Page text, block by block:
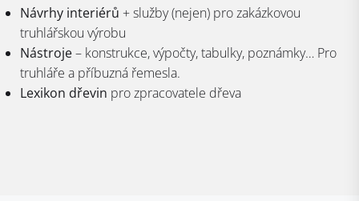
Návrhy interiérů + služby (nejen) pro zakázkovou
truhlářskou výrobu
Nástroje– konstrukce, výpočty, tabulky, poznámky… Pro
truhláře a příbuzná řemesla.
Lexikon dřevin pro zpracovatele dřeva